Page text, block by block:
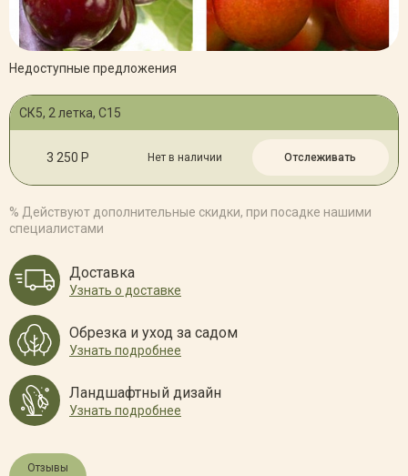
Недоступные предложения
СК5, 2 летка, С15
3 250 Р Нет в наличии Отслеживать
% Действуют дополнительные скидки, при посадке нашими
специалистами
Доставка
Узнать о доставке
Обрезка и уход за садом
Узнать подробнее
Ландшафтный дизайн
Узнать подробнее
Отзывы